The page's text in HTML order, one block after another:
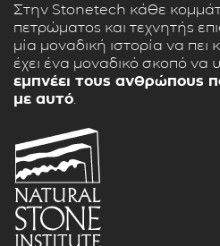
Στην Stonetech κάθε
πετρώματος και τεχνητής
μία μοναδική ιστορία να πει
έχει ένα μοναδικό σκοπό να
εμπνέει τους ανθρώπους
με αυτό.